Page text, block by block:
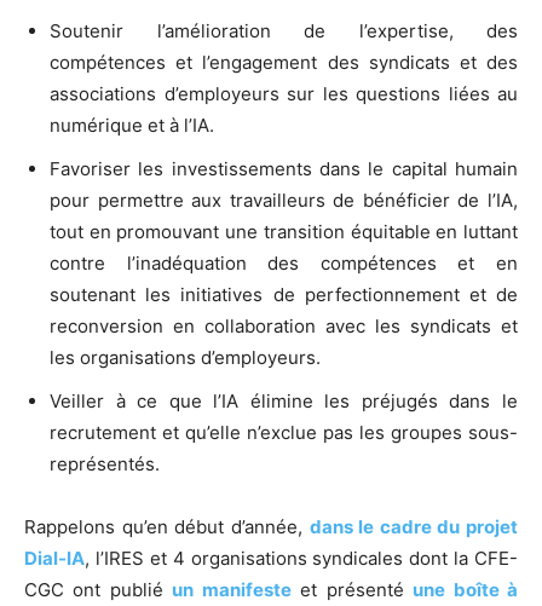
Soutenir l’amélioration de l’expertise, des
compétences et l’engagement des syndicats et des
associations d’employeurs sur les questions liées au
numérique et à l’IA.
Favoriser les investissements dans le capital humain
pour permettre aux travailleurs de bénéficier de l’IA,
tout en promouvant une transition équitable en luttant
contre l’inadéquation des compétences et en
soutenant les initiatives de perfectionnement et de
reconversion en collaboration avec les syndicats et
les organisations d’employeurs.
Veiller à ce que l’IA élimine les préjugés dans le
recrutement et qu’elle n’exclue pas les groupes sous-
représentés.
Rappelons qu’en début d’année, dans le cadre du projet
Dial-IA, l’IRES et 4 organisations syndicales dont la CFE-
CGC ont publié un manifesteet présenté une boîte à